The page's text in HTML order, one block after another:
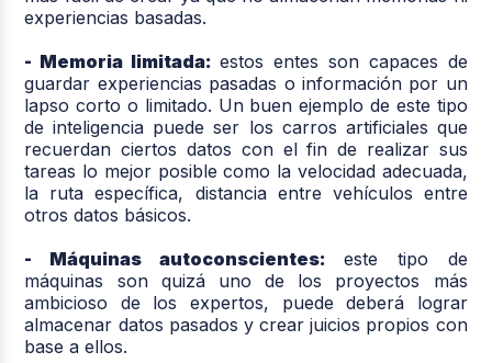
experiencias basadas.
- Memoria limitada:estos entes son capaces de
guardar experiencias pasadas o información por un
lapso corto o limitado. Un buen ejemplo de este tipo
de inteligencia puede ser los carros artificiales que
recuerdan ciertos datos con el fin de realizar sus
tareas lo mejor posible como la velocidad adecuada,
la ruta específica, distancia entre vehículos entre
otros datos básicos.
- Máquinas autoconscientes: este tipo de
máquinas son quizá uno de los proyectos más
ambicioso de los expertos, puede deberá lograr
almacenar datos pasados y crear juicios propios con
base a ellos.